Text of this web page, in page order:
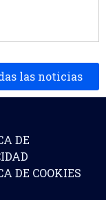
las noticias
DE
DE COOKIES